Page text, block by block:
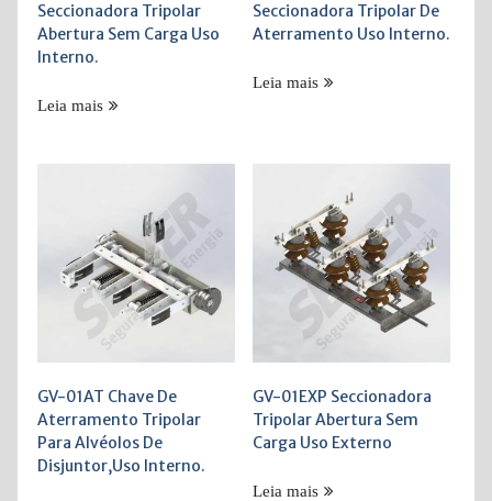
Seccionadora Tripolar
Abertura Sem Carga Uso
Interno.
Leia mais
Seccionadora Tripolar De
Aterramento Uso Interno.
Leia mais
GV-01AT Chave De
Aterramento Tripolar
Para Alvéolos De
Disjuntor,Uso Interno.
GV-01EXP Seccionadora
Tripolar Abertura Sem
Carga Uso Externo
Leia mais